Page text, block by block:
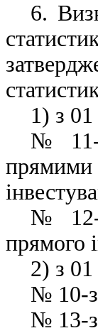
6.
1) з
№ 11-
№ 12-
прямого
2) з
№ 10-
№ 13-